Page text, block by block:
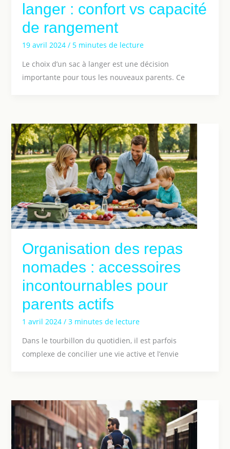
langer : confort vs capacité
de rangement
19 avril 2024 / 5 minutes de lecture
Le choix d’un sac à langer est une décision
importante pour tous les nouveaux parents. Ce
Organisation des repas
nomades : accessoires
incontournables pour
parents actifs
1 avril 2024 / 3 minutes de lecture
Dans le tourbillon du quotidien, il est parfois
complexe de concilier une vie active et l’envie